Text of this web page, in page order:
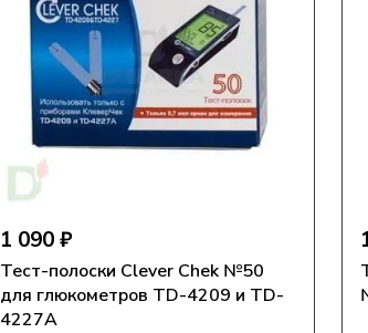
1 090 ₽
Тест-полоски Clever Chek №50
для глюкометров TD-4209 и TD-
4227A